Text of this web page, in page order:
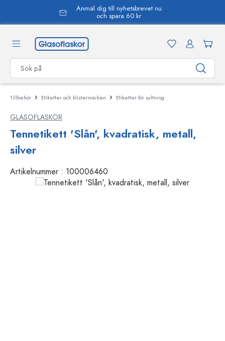
Anmäl dig till nyhetsbrevet nu
och spara 60 kr
Tillbehör Etiketter och klistermärken Etiketter för syltning
GLASOFLASKOR
Tennetikett 'Slån', kvadratisk, metall,
silver
Artikelnummer : 100006460